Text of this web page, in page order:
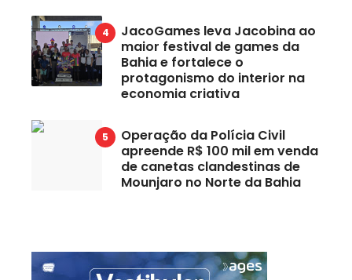
JacoGames leva Jacobina ao
maior festival de games da
Bahia e fortalece o
protagonismo do interior na
economia criativa
Operação da Polícia Civil
apreende R$ 100 mil em venda
de canetas clandestinas de
Mounjaro no Norte da Bahia